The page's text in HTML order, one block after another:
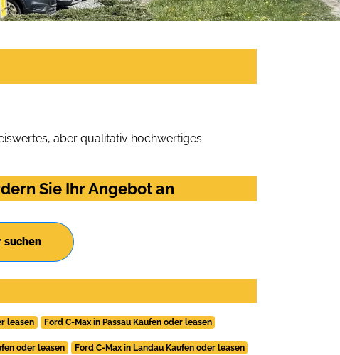
aber qualitativ hochwertiges
Sie Ihr Angebot an
suchen
leasen Ford C-Max in Passau Kaufen oder leasen
oder leasen Ford C-Max in Landau Kaufen oder leasen